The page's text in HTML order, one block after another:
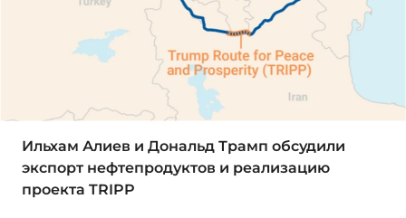
Ильхам Алиев и Дональд Трамп обсудили
экспорт нефтепродуктов и реализацию
проекта TRIPP